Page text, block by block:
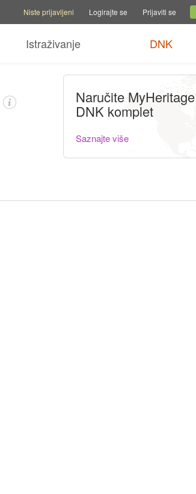
Promijeni porodičnu
Niste prijavljeni Logirajte se Prijaviti se
Istraživanje DNK
Naručite MyHeritage
DNK komplet
Saznajte više